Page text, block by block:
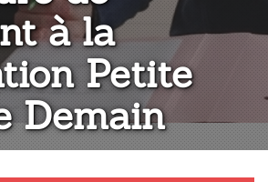
à la
Petite
Demain